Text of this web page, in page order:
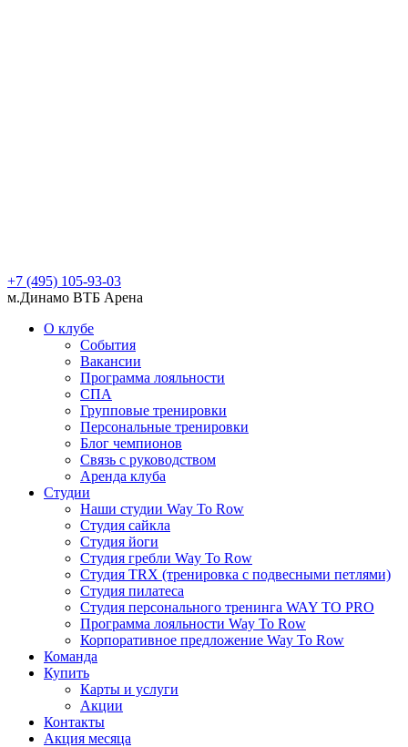
+7 (495) 105-93-03
м.Динамо ВТБ Арена
О клубе
События
Вакансии
Программа лояльности
СПА
Групповые тренировки
Персональные тренировки
Блог чемпионов
Связь с руководством
Аренда клуба
Студии
Наши студии Way To Row
Студия сайкла
Студия йоги
Студия гребли Way To Row
Студия TRX (тренировка с подвесными петлями)
Студия пилатеса
Студия персонального тренинга WAY TO PRO
Программа лояльности Way To Row
Корпоративное предложение Way To Row
Команда
Купить
Карты и услуги
Акции
Контакты
Акция месяца